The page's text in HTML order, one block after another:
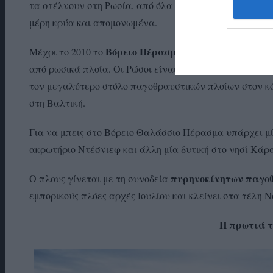
τα στέλνουν στη Ρωσία, από όλα τα αλιευτικά πεδία.
μέρη κρύα και απομονωμένα.
Μέχρι το 2010 το Βόρειο Πέρασμα ή Αρκτική οδός
από ρωσικά πλοία. Οι Ρώσοι είναι οι πιο έμπειροι
τον μεγαλύτερο στόλο παγοθραυστικών πλοίων στον
στη Βαλτική.
Για να μπεις στο Βόρειο Θαλάσσιο Πέρασμα υπάρχει
ακρωτήριο Ντέσνιεφ και άλλη μία δυτική στο νησί
Ο πλους γίνεται με τη συνοδεία πυρηνοκίνητων
εμπορικούς πλόες αρχές Ιουλίου και κλείνει στα τέλη
Η πρωτιά